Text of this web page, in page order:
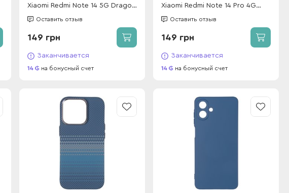
Xiaomi Redmi Note 14 5G Dragon
fruit
Оставить отзыв
149 грн
Заканчивается
14 на бонусный счет
Xiaomi Redmi Note 14 Pro 4G
Purple
Оставить отзыв
149 грн
Заканчивается
14 на бонусный счет